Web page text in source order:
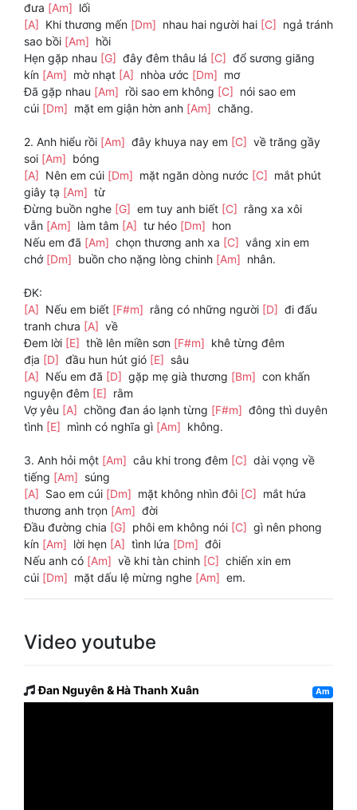
đưa [Am] lối
[A] Khi thương mến [Dm] nhau hai người hai [C] ngả tránh
sao bồi [Am] hồi
Hẹn gặp nhau [G] đây đêm thâu lá [C] đổ sương giăng
kín [Am] mờ nhạt [A] nhòa ước [Dm] mơ
Đã gặp nhau [Am] rồi sao em không [C] nói sao em
cúi [Dm] mặt em giận hờn anh [Am] chăng.
2. Anh hiểu rồi [Am] đây khuya nay em [C] về trăng gầy
soi [Am] bóng
[A] Nên em cúi [Dm] mặt ngăn dòng nước [C] mắt phút
giây tạ [Am] từ
Đừng buồn nghe [G] em tuy anh biết [C] rằng xa xôi
vẫn [Am] làm tâm [A] tư héo [Dm] hon
Nếu em đã [Am] chọn thương anh xa [C] vắng xin em
chớ [Dm] buồn cho nặng lòng chinh [Am] nhân.
ĐK:
[A] Nếu em biết [F#m] rằng có những người [D] đi đấu
tranh chưa [A] về
Đem lời [E] thề lên miền sơn [F#m] khê từng đêm
địa [D] đầu hun hút gió [E] sâu
[A] Nếu em đã [D] gặp mẹ già thương [Bm] con khấn
nguyện đêm [E] rằm
Vợ yêu [A] chồng đan áo lạnh từng [F#m] đông thì duyên
tình [E] mình có nghĩa gì [Am] không.
3. Anh hỏi một [Am] câu khi trong đêm [C] dài vọng về
tiếng [Am] súng
[A] Sao em cúi [Dm] mặt không nhìn đôi [C] mắt hứa
thương anh trọn [Am] đời
Đầu đường chia [G] phôi em không nói [C] gì nên phong
kín [Am] lời hẹn [A] tình lứa [Dm] đôi
Nếu anh có [Am] về khi tàn chinh [C] chiến xin em
cúi [Dm] mặt dấu lệ mừng nghe [Am] em.
Video youtube
Đan Nguyên & Hà Thanh Xuân Am